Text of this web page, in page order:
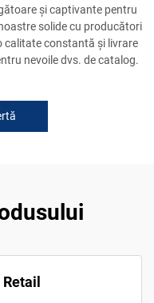
și captivante pentru
solide cu producători
calitate constantă și livrare
nevoile dvs. de catalog.